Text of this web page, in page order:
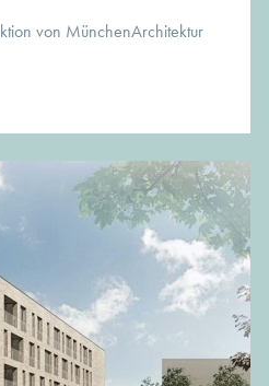
von MünchenArchitektur